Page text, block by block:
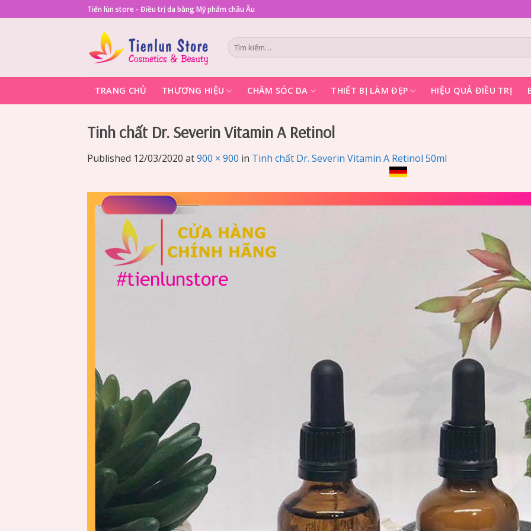
to
Tiến lùn store - Điều trị da bằng Mỹ phẩm châu Âu
Tìm
kiếm:
TRANG CHỦ THƯƠNG HIỆU CHĂM SÓC DA THIẾT BỊ LÀM ĐẸP HIỆU QUẢ ĐIỀU TRỊ
Tinh chất Dr. Severin Vitamin A Retinol
Published 12/03/2020 at900 × 900 in Tinh chất Dr. Severin Vitamin A Retinol 50ml